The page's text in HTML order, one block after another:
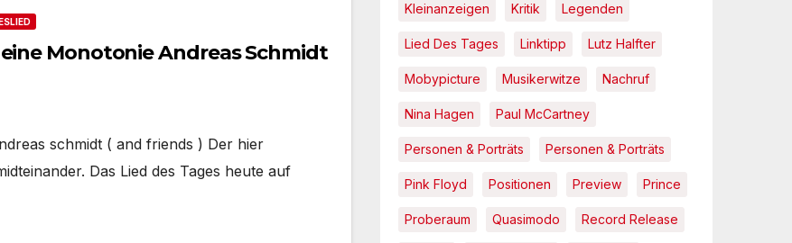
Monotonie Andreas Schmidt
schmidt ( and friends ) Der hier
Das Lied des Tages heute auf
Kleinanzeigen Kritik Legenden
Lied Des Tages Linktipp Lutz Halfter
Mobypicture Musikerwitze Nachruf
Nina Hagen Paul McCartney
Personen & Porträts Personen & Porträts
Pink Floyd Positionen Preview Prince
Proberaum Quasimodo Record Release